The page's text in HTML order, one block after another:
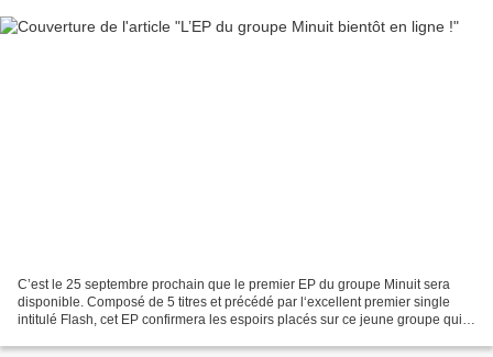
C’est le 25 septembre prochain que le premier EP du groupe Minuit sera
disponible. Composé de 5 titres et précédé par l‘excellent premier single
intitulé Flash, cet EP confirmera les espoirs placés sur ce jeune groupe qui